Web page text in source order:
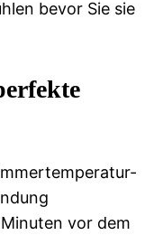
bevor Sie sie
vor dem